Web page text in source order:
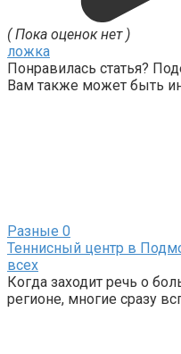
( Пока оценок нет )
ложка
Понравилась статья?
Вам также может быть
Разные 0
Теннисный центр в
всех
Когда заходит речь о
регионе, многие сразу